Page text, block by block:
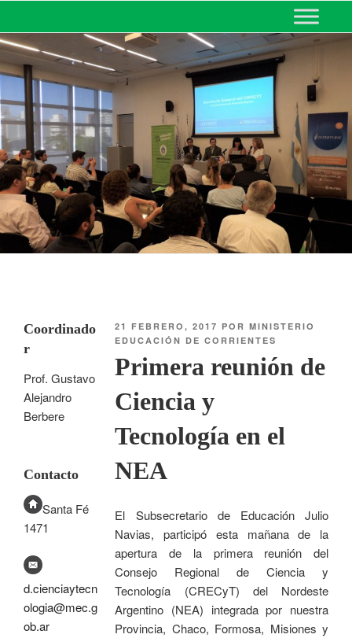
MINISTERIO DE EDUCACIÓN
DE CORRIENTES
21 FEBRERO, 2017 PORMINISTERIO
EDUCACIÓN DE CORRIENTES
Primera reunión de
Ciencia y
Tecnología en el
NEA
El Subsecretario de Educación Julio
Navias, participó esta mañana de la
apertura de la primera reunión del
Consejo Regional de Ciencia y
Tecnología (CRECyT) del Nordeste
Argentino (NEA) integrada por nuestra
Provincia, Chaco, Formosa, Misiones y
Coordinado
r
Prof. Gustavo
Alejandro
Berbere
Contacto
Santa Fé
1471
d.cienciaytecn
ologia@mec.g
ob.ar